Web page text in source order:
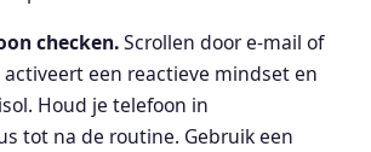
checken.Scrollen door e-mail of
een reactieve mindset en
Houd je telefoon in
tot na de routine. Gebruik een